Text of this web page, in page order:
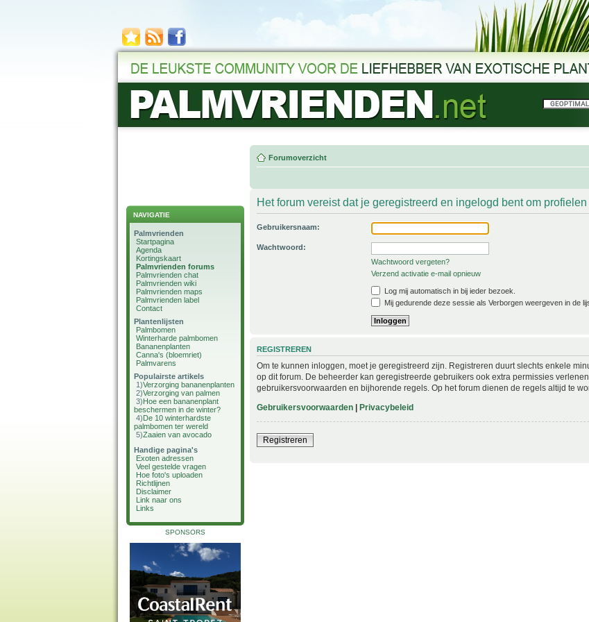
NAVIGATIE
Palmvrienden
Startpagina
Agenda
Kortingskaart
Palmvrienden forums
Palmvrienden chat
Palmvrienden wiki
Palmvrienden maps
Palmvrienden label
Contact
Plantenlijsten
Palmbomen
Winterharde palmbomen
Bananenplanten
Canna's (bloemriet)
Palmvarens
Populairste artikels
1)Verzorging bananenplanten
2)Verzorging van palmen
3)Hoe een bananenplant
beschermen in de winter?
4)De 10 winterhardste
palmbomen ter wereld
5)Zaaien van avocado
Handige pagina's
Exoten adressen
Veel gestelde vragen
Hoe foto's uploaden
Richtlijnen
Disclaimer
Link naar ons
Links
SPONSORS
Forumoverzicht
Het forum vereist dat je geregistreerd en ingelogd bent om
Gebruikersnaam:
Wachtwoord:
Wachtwoord vergeten?
Verzend activatie e-mail opnieuw
Log mij automatisch in bij ieder bezoek.
Mij gedurende deze sessie als Verborgen weergeven in de
REGISTREREN
Om te kunnen inloggen, moet je geregistreerd zijn. Registreren duurt slechts enkele
op dit forum. De beheerder kan geregistreerde gebruikers ook extra permissies
gebruikersvoorwaarden en bijhorende regels. Op het forum dienen de regels altijd te
Gebruikersvoorwaarden | Privacybeleid
Registreren